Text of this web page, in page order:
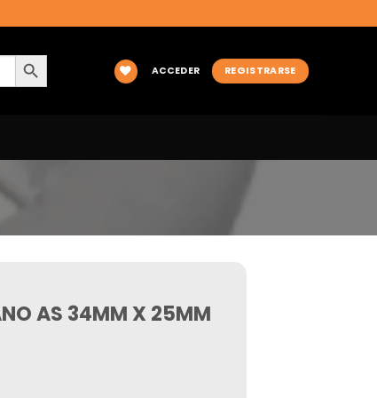
BOTÓN DE BÚSQUEDA
ACCEDER
REGISTRARSE
AS 34MM X 25MM